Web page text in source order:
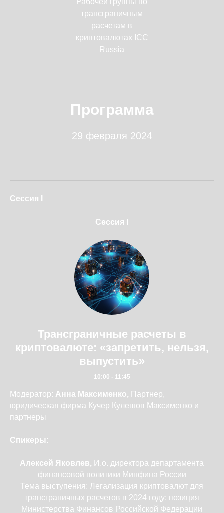
Рабочей группы по
трансграничным
расчетам в
криптовалютах ICC
Russia
Программа
29 февраля 2024
Сессия I
Сессия I
Трансграничные расчеты в
криптовалюте: «запретить, нельзя,
выпустить»
10:00 - 11:45
Модератор: Анна Максименко, Партнер,
юридическая фирма Кучер Кулешов Максименко и
партнеры
Спикеры:
Алексей Яковлев, И.о. директора департамента
финансовой политики Минфина России
Тема выступения: Легализация криптовалют для
трансграничных расчетов в 2024 году: позиция
Министерства Финансов Российской Федерации